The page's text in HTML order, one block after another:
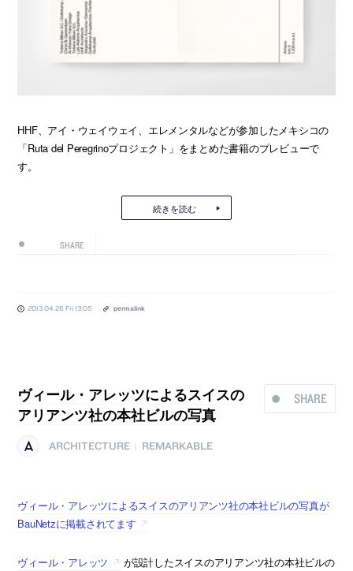
HHF、アイ・ウェイウェイ、エレメンタルなどが参加したメキシコの
「Ruta del Peregrinoプロジェクト」をまとめた書籍のプレビューで
す。
続きを読む
SHARE
2013.04.26 Fri 13:05 permalink
SHARE
ヴィール・アレッツによるスイスの
アリアンツ社の本社ビルの写真
ARCHITECTURE REMARKABLE
ヴィール・アレッツによるスイスのアリアンツ社の本社ビルの写真が
BauNetzに掲載されてます
ヴィール・アレッツ
が設計したスイスのアリアンツ社の本社ビルの